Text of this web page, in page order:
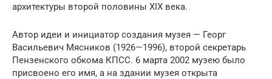
архитектуры второй половины XIX века.
Автор идеи и инициатор создания музея — Георг
Васильевич Мясников (1926—1996), второй секретарь
Пензенского обкома КПСС. 6 марта 2002 музею было
присвоено его имя, а на здании музея открыта